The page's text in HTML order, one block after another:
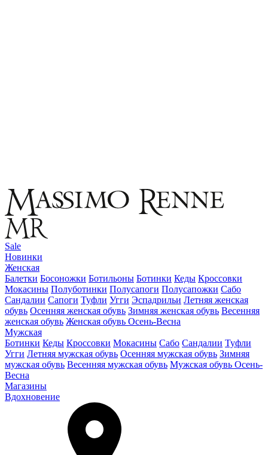
Sale
Новинки
Женская
Балетки Босоножки Ботильоны Ботинки Кеды Кроссовки
Мокасины Полуботинки Полусапоги Полусапожки Сабо
Сандалии Сапоги Туфли Угги Эспадрильи Летняя женская
обувь Осенняя женская обувь Зимняя женская обувь Весенняя
женская обувь Женская обувь Осень-Весна
Мужская
Ботинки Кеды Кроссовки Мокасины Сабо Сандалии Туфли
Угги Летняя мужская обувь Осенняя мужская обувь Зимняя
мужская обувь Весенняя мужская обувь Мужская обувь Осень-
Весна
Магазины
Вдохновение